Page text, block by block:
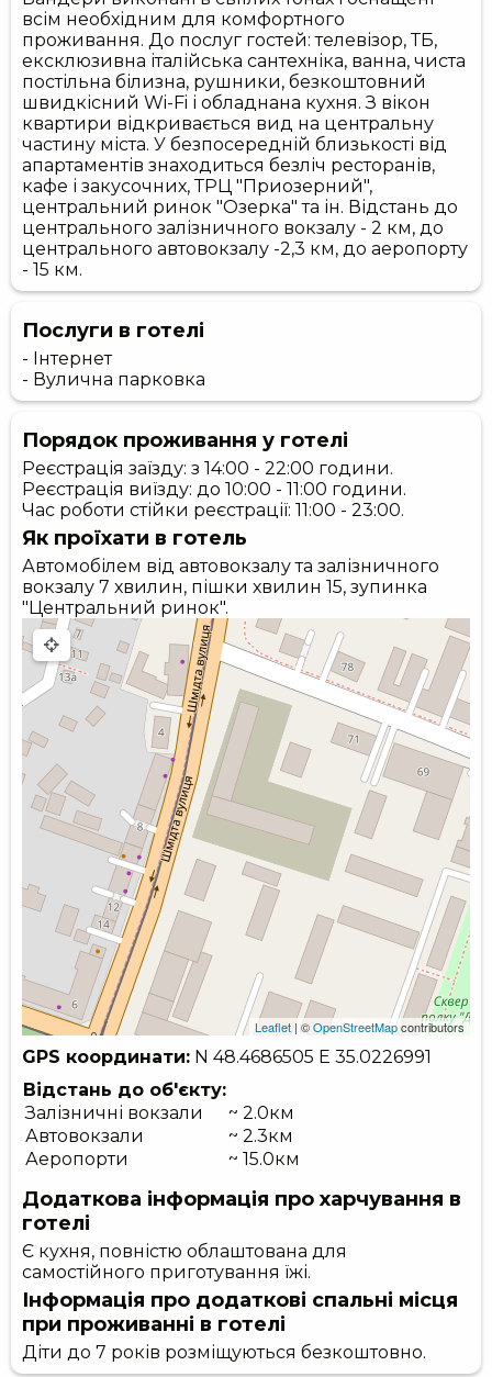
всім необхідним для комфортного
проживання. До послуг гостей: телевізор, ТБ,
ексклюзивна італійська сантехніка, ванна, чиста
постільна білизна, рушники, безкоштовний
швидкісний Wi-Fi і обладнана кухня. З вікон
квартири відкривається вид на центральну
частину міста. У безпосередній близькості від
апартаментів знаходиться безліч ресторанів,
кафе і закусочних, ТРЦ "Приозерний",
центральний ринок "Озерка" та ін. Відстань до
центрального залізничного вокзалу - 2 км, до
центрального автовокзалу -2,3 км, до аеропорту
- 15 км.
Послуги в готелі
- Інтернет
- Вулична парковка
Порядок проживання у готелі
Реєстрація заїзду: з 14:00 - 22:00 години.
Реєстрація виїзду: до 10:00 - 11:00 години.
Час роботи стійки реєстрації: 11:00 - 23:00.
Як проїхати в готель
Автомобілем від автовокзалу та залізничного
вокзалу 7 хвилин, пішки хвилин 15, зупинка
"Центральний ринок".
Leaflet | ©OpenStreetMapcontributors
GPS координати: N 48.4686505 E 35.0226991
Відстань до об'єкту:
Залізничні вокзали
~ 2.0км
Автовокзали
~ 2.3км
Аеропорти
~ 15.0км
Додаткова інформація про харчування в
готелі
Є кухня, повністю облаштована для
самостійного приготування їжі.
Інформація про додаткові спальні місця
при проживанні в готелі
Діти до 7 років розміщуються безкоштовно.